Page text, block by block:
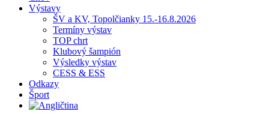
Výstavy
ŠV a KV, Topolčianky 15.-16.8.2026
Termíny výstav
TOP chrt
Klubový šampión
Výsledky výstav
CESS & ESS
Odkazy
Šport